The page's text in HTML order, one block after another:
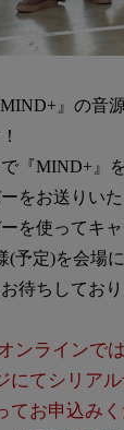
』の音
『MIND+』
をお送りいた
を使ってキ
(予定)を会場
待ちしており
ラインで
にてシリア
お申込みく